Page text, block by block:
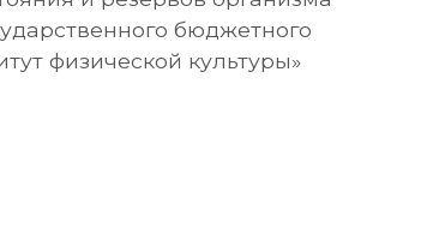
бюджетного
физической культуры»